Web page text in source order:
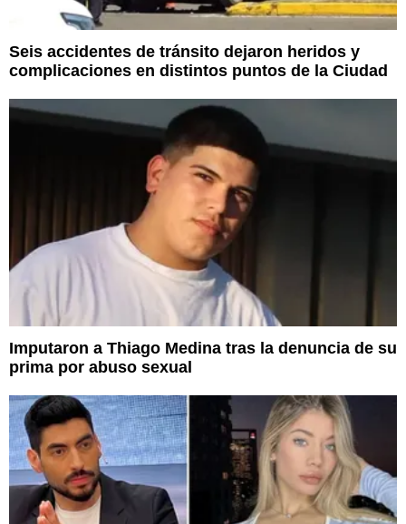
Seis accidentes de tránsito dejaron heridos y
complicaciones en distintos puntos de la Ciudad
Imputaron a Thiago Medina tras la denuncia de su
prima por abuso sexual